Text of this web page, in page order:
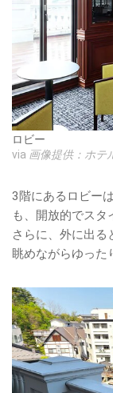
ロビー
via 画像提供：ホテ
3階にあるロビー
も、開放的でスタ
さらに、外に出る
眺めながらゆった